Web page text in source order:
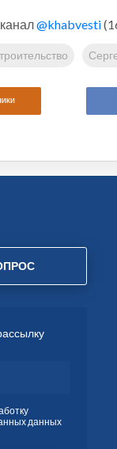
@khabvesti
данных